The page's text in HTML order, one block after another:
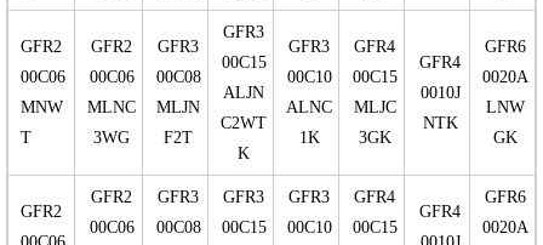
GFR2
00C06
MNW
T
GFR2
00C06
MLNC
3WG
GFR3
00C08
MLJN
F2T
GFR3
00C15
ALJN
C2WT
K
GFR3
00C10
ALNC
1K
GFR4
00C15
MLJC
3GK
GFR4
0010J
NTK
GFR6
0020A
LNW
GK
GFR2
GFR2
00C06
GFR3
00C08
GFR3
00C15
GFR3
00C10
GFR4
00C15
GFR4
GFR6
0020A